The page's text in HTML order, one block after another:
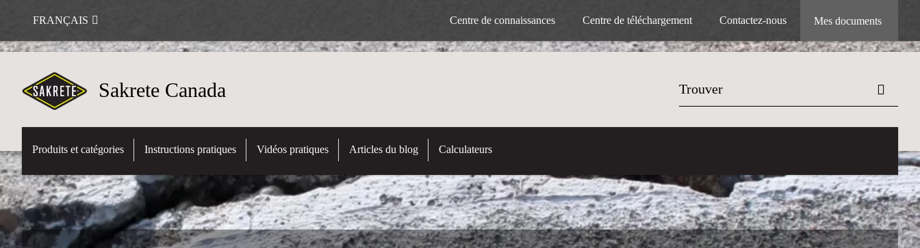
FRANÇAIS Centre de connaissances Centre de téléchargement Contactez-nous Mes documents
Sakrete Canada
Produits et catégories Instructions pratiques Vidéos pratiques Articles du blog Calculateurs